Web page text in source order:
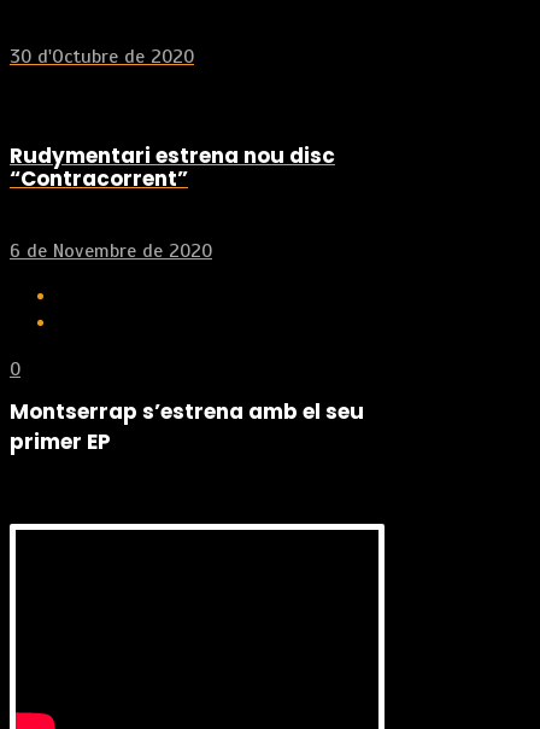
30 d'Octubre de 2020
Rudymentari estrena nou disc
“Contracorrent”
6 de Novembre de 2020
0
Montserrap s’estrena amb el seu
primer EP